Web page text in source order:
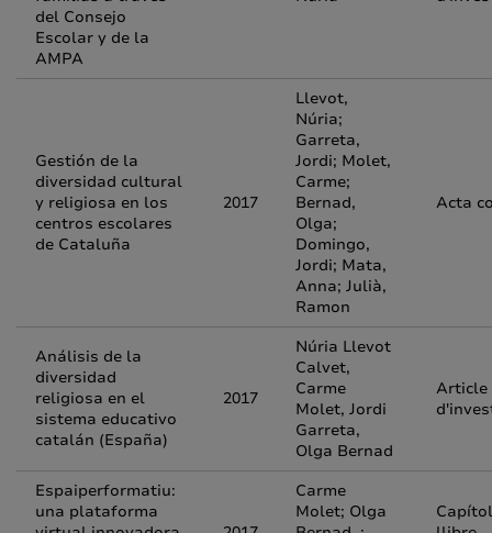
del Consejo
Escolar y de la
AMPA
Gestión de la
diversidad cultural
y religiosa en los
centros escolares
de Cataluña
2017
Llevot,
Núria;
Garreta,
Jordi; Molet,
Carme;
Bernad,
Olga;
Domingo,
Jordi; Mata,
Anna; Julià,
Ramon
Acta
Análisis de la
diversidad
religiosa en el
sistema educativo
catalán (España)
2017
Núria Llevot
Calvet,
Carme
Molet, Jordi
Garreta,
Olga Bernad
Article
Espaiperformatiu:
una plataforma
Carme
Molet; Olga